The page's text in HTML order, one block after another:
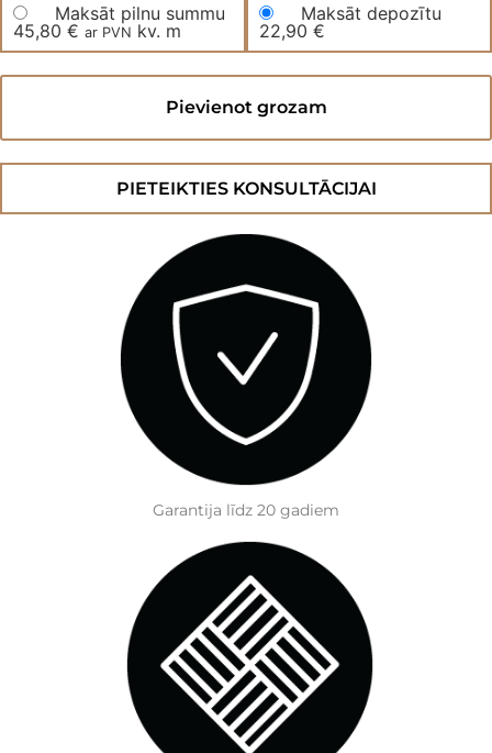
Maksāt pilnu summu
45,80 € ar PVN kv. m
Maksāt depozītu
22,90 €
Vinila
Creamy
GD
Pievienot grozam
PIETEIKTIES KONSULTĀCIJAI
Garantija līdz 20 gadiem